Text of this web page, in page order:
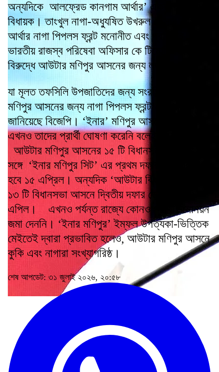
অন্যদিকে আলফ্রেড কানগাম আর্থার’ একজন প্রাক্তন
বিধায়ক। তাংখুল নাগা-অধ্যুষিত উখরুল জেলার বাসিন্দা।
আর্থার নাগা পিপলস ফ্রন্ট মনোনীত এবং প্রাক্তন
ভারতীয় রাজস্ব পরিষেবা অফিসার কে টিমোথি জিমিকের
বিরুদ্ধে আউটার মণিপুর আসনের জন্য লড়বেন।
যা মূলত তফসিলি উপজাতিদের জন্য সংরক্ষিত। আউটার
মণিপুর আসনের জন্য নাগা পিপলস ফ্রন্ট’কে পুর্ন সমর্থন
জানিয়েছে বিজেপি। ‘ইনার’ মণিপুর আসনে বিজেপি
এখনও তাদের প্রার্থী ঘোষণা করেনি বলেই খবর।
আউটার মণিপুর আসনের ১৫ টি বিধানসভা কেন্দ্রের
সঙ্গে ‘ইনার মণিপুর সিট’ এর প্রথম দফার ভোটগ্রহণ
হবে ১৫ এপ্রিল। অন্যদিক ‘আউটার বিধানসভার’ বাকি
১৩ টি বিধানসভা আসনে দ্বিতীয় দফার ভোট হবে ২৬
এপিল। এখনও পর্যন্ত রাজ্যে কোনও প্রার্থী মনোনয়ন
জমা দেননি। ‘ইনার মণিপুর’ ইম্ফল উপত্যকা-ভিত্তিক
মেইতেই দ্বারা প্রভাবিত হলেও, আউটার মণিপুর আসনে
কুকি এবং নাগারা সংখ্যাগরিষ্ঠ।
শেষ আপডেট: ৩১ জুলাই ২০২৬, ২০:৫৮